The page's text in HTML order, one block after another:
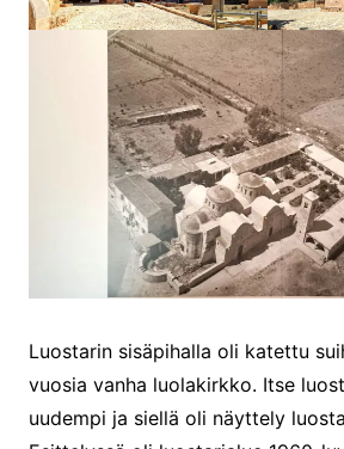
Luostarin sisäpihalla oli katettu
vuosia vanha luolakirkko. Itse
uudempi ja siellä oli näyttely